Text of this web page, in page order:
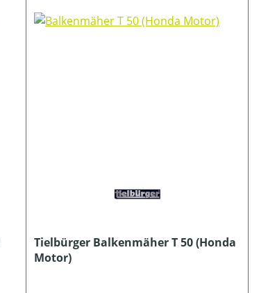
Tielbürger Balkenmäher T 50 (Honda
Motor)